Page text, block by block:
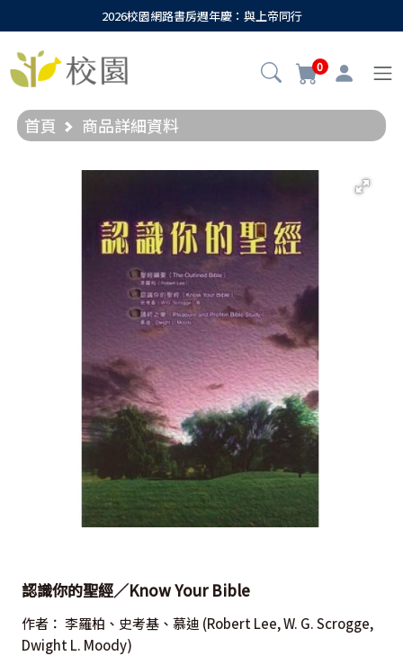
2026校園網路書房週年慶：與上帝同行
0
首頁 商品詳細資料
認識你的聖經／Know Your Bible
作者： 李羅柏、史考基、慕迪 (Robert Lee, W. G. Scrogge,
Dwight L. Moody)